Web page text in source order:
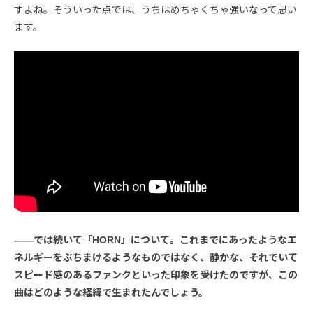
すよね。そういった点では、うちはめちゃくちゃ強いなって思い
ます。
――では続いて「HORN」について。これまでにあったようなエ
ネルギーをぶちまけるようなものではなく、静かな、それでいて
スピード感のあるファンクといった印象を受けたのですが、この
曲はどのような経緯で生まれたんでしょう。